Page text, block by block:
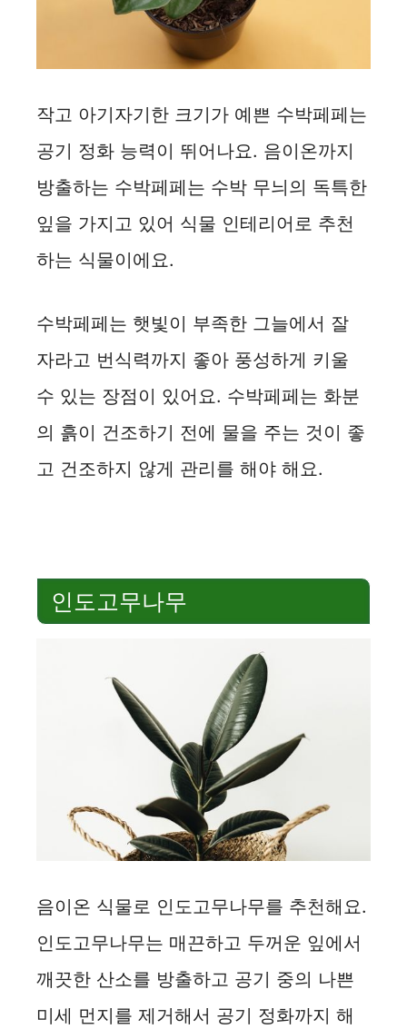
작고 아기자기한 크기가 예쁜 수박페페는
공기 정화 능력이 뛰어나요. 음이온까지
방출하는 수박페페는 수박 무늬의 독특한
잎을 가지고 있어 식물 인테리어로 추천
하는 식물이에요.
수박페페는 햇빛이 부족한 그늘에서 잘
자라고 번식력까지 좋아 풍성하게 키울
수 있는 장점이 있어요. 수박페페는 화분
의 흙이 건조하기 전에 물을 주는 것이 좋
고 건조하지 않게 관리를 해야 해요.
인도고무나무
음이온 식물로 인도고무나무를 추천해요.
인도고무나무는 매끈하고 두꺼운 잎에서
깨끗한 산소를 방출하고 공기 중의 나쁜
미세 먼지를 제거해서 공기 정화까지 해